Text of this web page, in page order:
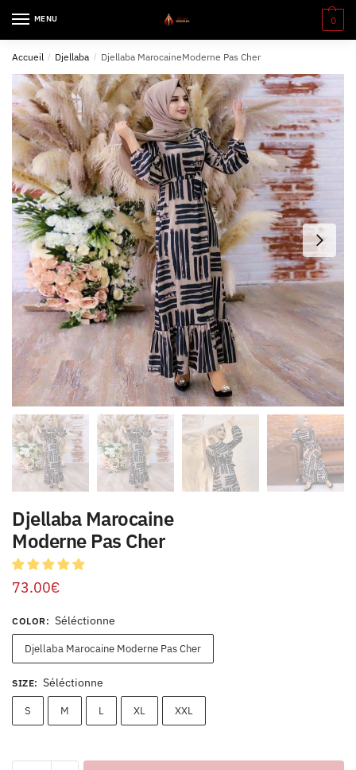
MENU 0
Accueil / Djellaba / Djellaba MarocaineModerne Pas Cher
Djellaba Marocaine
Moderne Pas Cher
73.00€
COLOR: Séléctionne
Djellaba Marocaine Moderne Pas Cher
SIZE: Séléctionne
S M L XL XXL